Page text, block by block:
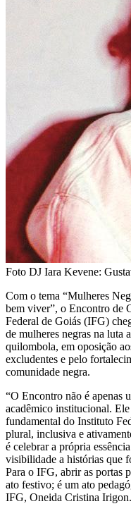
Foto DJ Iara Kevene:
Com o tema “Mulheres
bem viver”, o Encontro de
Federal de Goiás (IFG)
de mulheres negras na luta
quilombola, em oposição
excludentes e pelo
comunidade negra.
“O Encontro não é apenas
acadêmico institucional.
fundamental do Instituto
plural, inclusiva e
é celebrar a própria
visibilidade a histórias que
Para o IFG, abrir as portas
ato festivo; é um ato
IFG, Oneida Cristina Irigon.